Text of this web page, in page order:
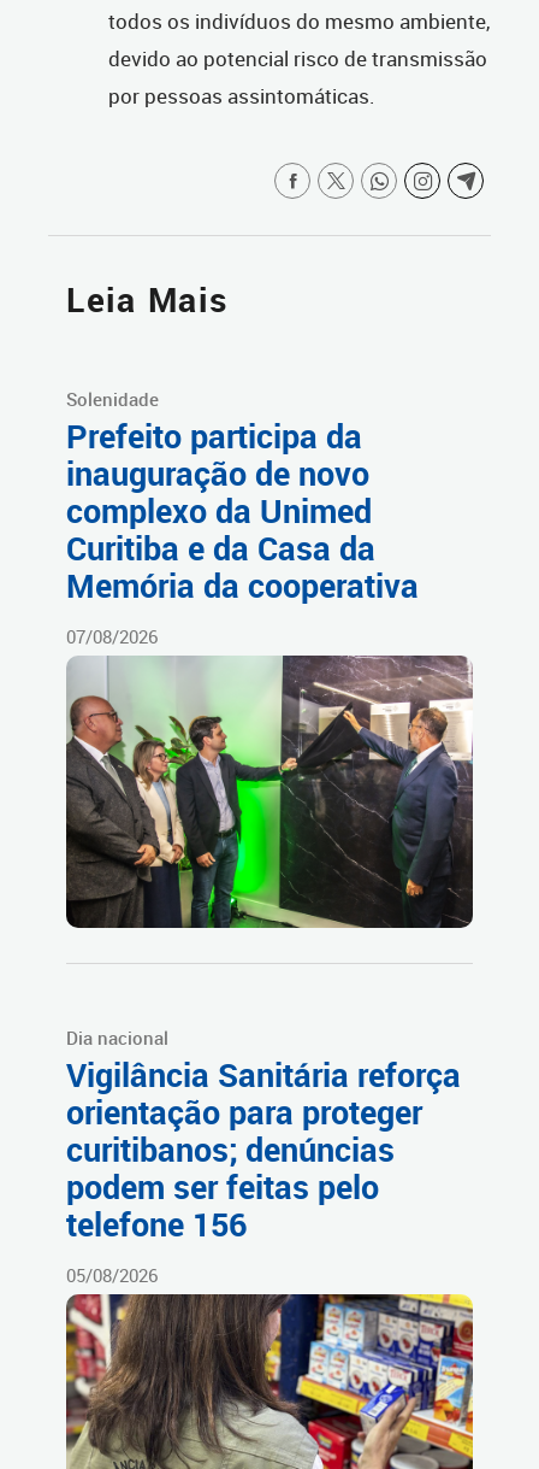
todos os indivíduos do mesmo ambiente,
devido ao potencial risco de transmissão
por pessoas assintomáticas.
Leia Mais
Solenidade
Prefeito participa da
inauguração de novo
complexo da Unimed
Curitiba e da Casa da
Memória da cooperativa
07/08/2026
Dia nacional
Vigilância Sanitária reforça
orientação para proteger
curitibanos; denúncias
podem ser feitas pelo
telefone 156
05/08/2026